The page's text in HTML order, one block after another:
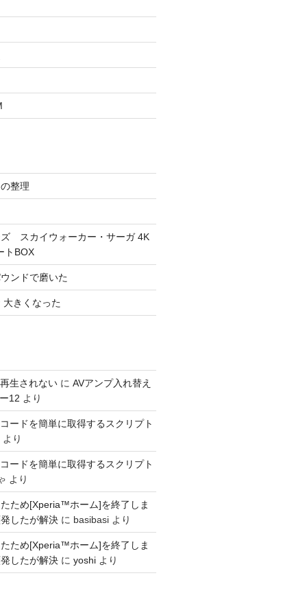
整理
ズ スカイウォーカー・サーガ 4K
トBOX
ンドで磨いた
大きくなった
生されないに AVアンプ入れ替え
12 より
ードを簡単に取得するスクリプト
より
ードを簡単に取得するスクリプト
より
たため[Xperia™ホーム]を終了しま
したが解決に basibasiより
たため[Xperia™ホーム]を終了しま
したが解決に yoshiより